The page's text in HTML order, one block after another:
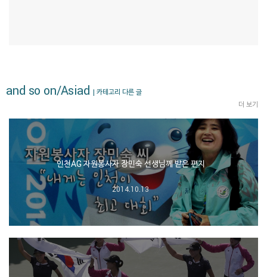
and so on/Asiad | 카테고리 다른 글
더 보기
인천AG 자원봉사자 장민숙 선생님께 받은 편지
2014.10.13